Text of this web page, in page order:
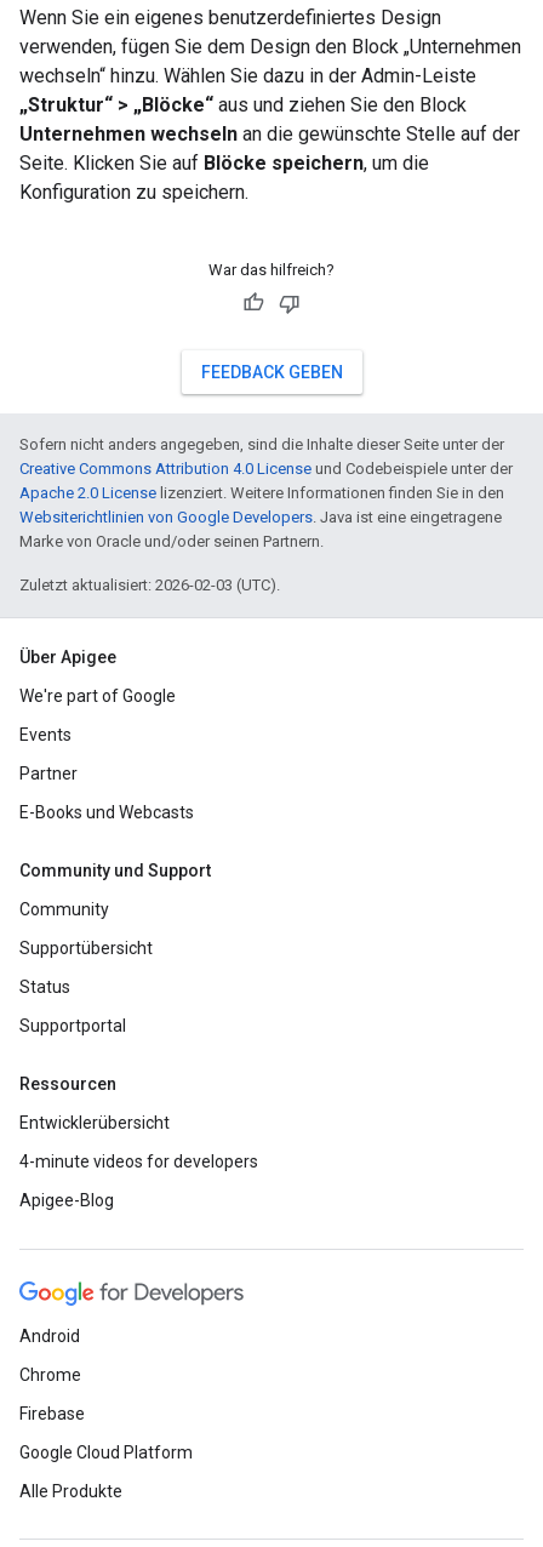
Wenn Sie ein eigenes benutzerdefiniertes Design
verwenden, fügen Sie dem Design den Block „Unternehmen
wechseln“ hinzu. Wählen Sie dazu in der Admin-Leiste
„Struktur“ > „Blöcke“ aus und ziehen Sie den Block
Unternehmen wechseln an die gewünschte Stelle auf der
Seite. Klicken Sie auf Blöcke speichern, um die
Konfiguration zu speichern.
War das hilfreich?
FEEDBACK GEBEN
Sofern nicht anders angegeben, sind die Inhalte dieser Seite unter der
Creative Commons Attribution 4.0 License und Codebeispiele unter der
Apache 2.0 License lizenziert. Weitere Informationen finden Sie in den
Websiterichtlinien von Google Developers. Java ist eine eingetragene
Marke von Oracle und/oder seinen Partnern.
Zuletzt aktualisiert: 2026-02-03 (UTC).
Über Apigee
We're part of Google
Events
Partner
E-Books und Webcasts
Community und Support
Community
Supportübersicht
Status
Supportportal
Ressourcen
Entwicklerübersicht
4-minute videos for developers
Apigee-Blog
Android
Chrome
Firebase
Google Cloud Platform
Alle Produkte